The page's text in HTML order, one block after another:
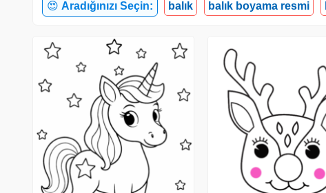
😍 Aradığınızı Seçin: balık balık boyama resmi